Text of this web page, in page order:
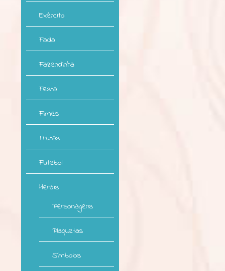
Exército
Fada
Fazendinha
Festa
Filmes
Frutas
Futebol
Heróis
Personagens
Plaquetas
Símbolos